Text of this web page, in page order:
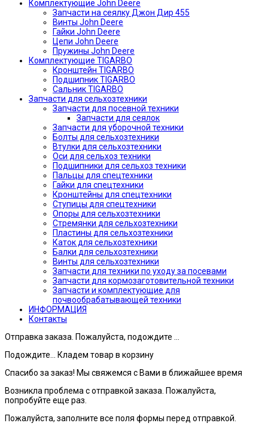
Комплектующие John Deere
Запчасти на сеялку Джон Дир 455
Винты John Deere
Гайки John Deere
Цепи John Deere
Пружины John Deere
Комплектующие TIGARBO
Кронштейн TIGARBO
Подшипник TIGARBO
Сальник TIGARBO
Запчасти для сельхозтехники
Запчасти для посевной техники
Запчасти для сеялок
Запчасти для уборочной техники
Болты для сельхозтехники
Втулки для сельхозтехники
Оси для сельхоз техники
Подшипники для сельхоз техники
Пальцы для спецтехники
Гайки для спецтехники
Кронштейны для спецтехники
Ступицы для спецтехники
Опоры для сельхозтехники
Стремянки для сельхозтехники
Пластины для сельхозтехники
Каток для сельхозтехники
Балки для сельхозтехники
Винты для сельхозтехники
Запчасти для техники по уходу за посевами
Запчасти для кормозаготовительной техники
Запчасти и комплектующие для
почвообрабатывающей техники
ИНФОРМАЦИЯ
Контакты
Отправка заказа. Пожалуйста, подождите ...
Подождите... Кладем товар в корзину
Спасибо за заказ! Мы свяжемся с Вами в ближайшее время
Возникла проблема с отправкой заказа. Пожалуйста,
попробуйте еще раз.
Пожалуйста, заполните все поля формы перед отправкой.